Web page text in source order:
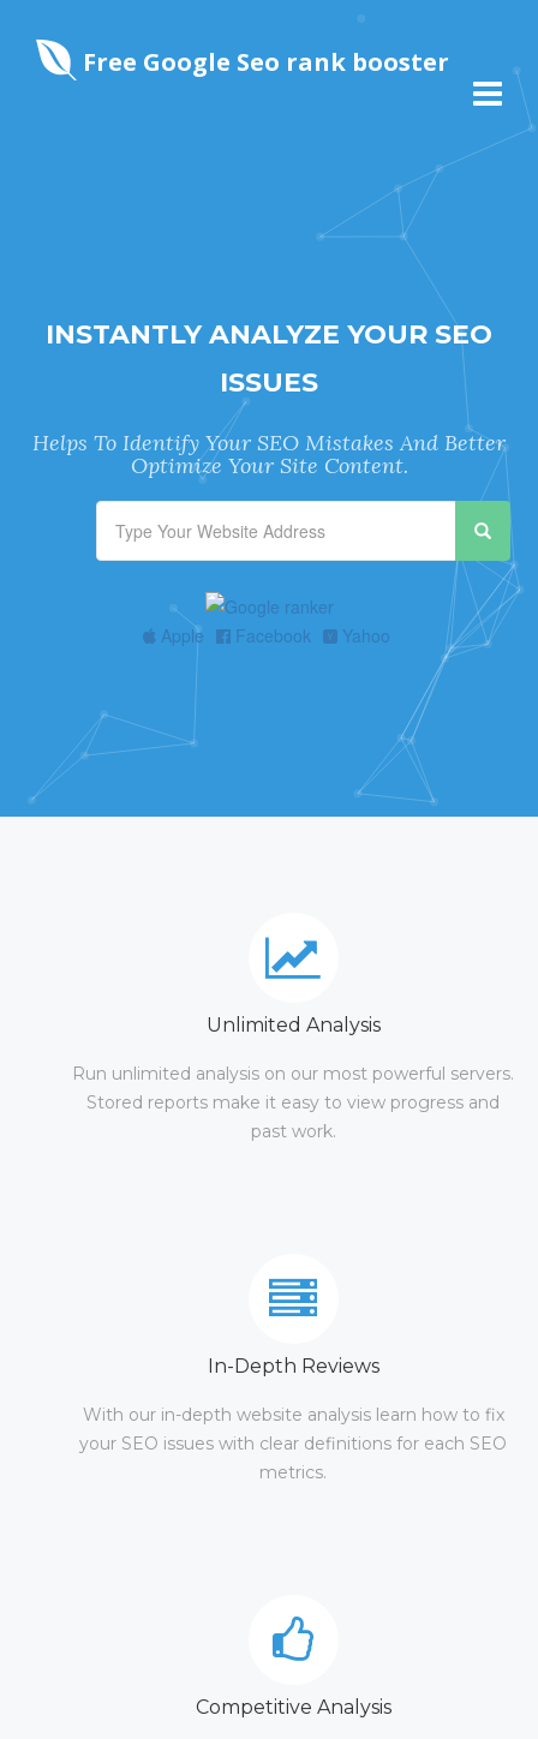
Free Google Seo rank booster
INSTANTLY ANALYZE YOUR SEO
ISSUES
Helps To Identify Your SEO Mistakes And Better
Optimize Your Site Content.
Apple Facebook Yahoo
Unlimited Analysis
Run unlimited analysis on our most powerful servers.
Stored reports make it easy to view progress and
past work.
In-Depth Reviews
With our in-depth website analysis learn how to fix
your SEO issues with clear definitions for each SEO
metrics.
Competitive Analysis